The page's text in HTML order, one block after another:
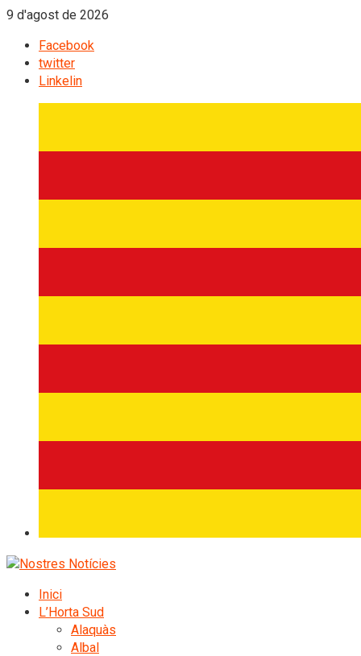
9 d'agost de 2026
Facebook
twitter
Linkelin
Inici
L’Horta Sud
Alaquàs
Albal